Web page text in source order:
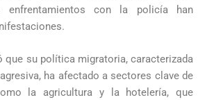
enfrentamientos con la policía han
que su política migratoria, caracterizada
ha afectado a sectores clave de
la agricultura y la hotelería, que